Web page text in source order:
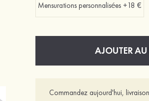
Mensurations personnalisées +18 €
AJOUTER AU
Commandez aujourd'hui,